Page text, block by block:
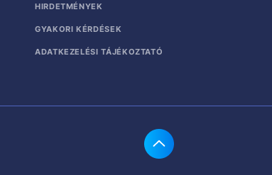
HIRDETMÉNYEK
GYAKORI KÉRDÉSEK
ADATKEZELÉSI TÁJÉKOZTATÓ